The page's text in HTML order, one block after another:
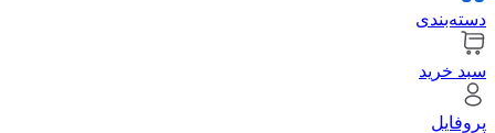
دسته‌بندی
سبد خرید
پروفایل